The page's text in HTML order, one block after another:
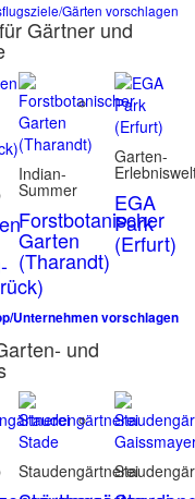
Gärten vorschlagen
Gärtner und
Indian-
Summer
Forstbotanischer
Garten
(Tharandt)
Garten-
EGA
Park
(Erfurt)
Unternehmen vorschlagen
und
Staudengärtnerei